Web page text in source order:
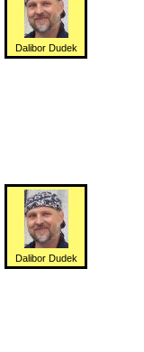
Dalibor Dudek
Dalibor Dudek